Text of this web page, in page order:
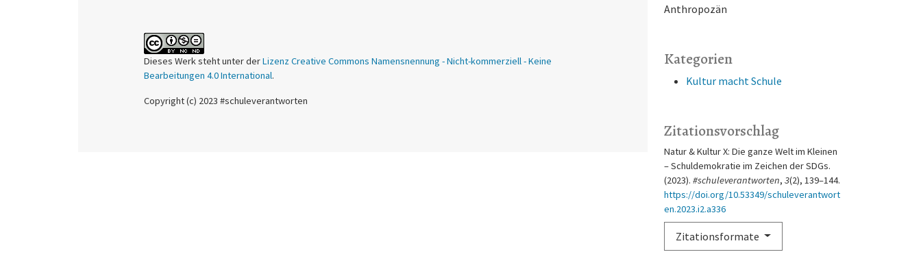
Anthropozän
Kategorien
Kultur macht Schule
Zitationsvorschlag
Natur & Kultur X: Die ganze Welt im Kleinen
– Schuldemokratie im Zeichen der SDGs.
(2023). #schuleverantworten, 3(2), 139–144.
https://doi.org/10.53349/schuleverantwort
en.2023.i2.a336
Zitationsformate
Dieses Werk steht unter derLizenz Creative Commons Namensnennung - Nicht-kommerziell - Keine
Bearbeitungen 4.0 International.
Copyright (c) 2023 #schuleverantworten